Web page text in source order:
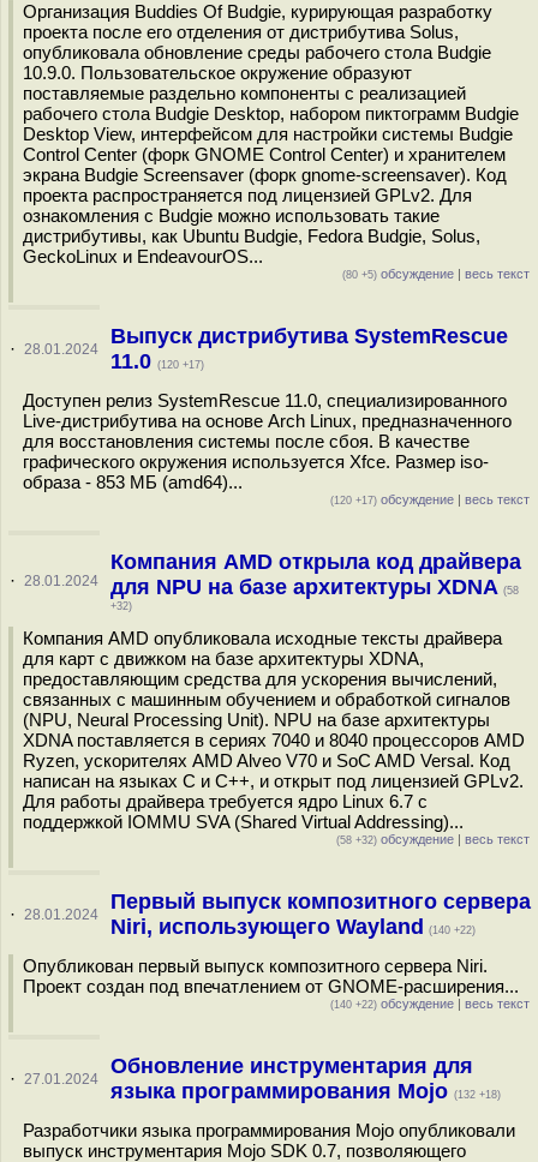
Организация Buddies Of Budgie, курирующая разработку
проекта после его отделения от дистрибутива Solus,
опубликовала обновление среды рабочего стола Budgie
10.9.0. Пользовательское окружение образуют
поставляемые раздельно компоненты с реализацией
рабочего стола Budgie Desktop, набором пиктограмм Budgie
Desktop View, интерфейсом для настройки системы Budgie
Control Center (форк GNOME Control Center) и хранителем
экрана Budgie Screensaver (форк gnome-screensaver). Код
проекта распространяется под лицензией GPLv2. Для
ознакомления с Budgie можно использовать такие
дистрибутивы, как Ubuntu Budgie, Fedora Budgie, Solus,
GeckoLinux и EndeavourOS...
(80 +5) обсуждение | весь текст
· 28.01.2024
Выпуск дистрибутива SystemRescue
11.0 (120 +17)
Доступен релиз SystemRescue 11.0, специализированного
Live-дистрибутива на основе Arch Linux, предназначенного
для восстановления системы после сбоя. В качестве
графического окружения используется Xfce. Размер iso-
образа - 853 МБ (amd64)...
(120 +17) обсуждение | весь текст
· 28.01.2024
Компания AMD открыла код драйвера
для NPU на базе архитектуры XDNA (58
+32)
Компания AMD опубликовала исходные тексты драйвера
для карт с движком на базе архитектуры XDNA,
предоставляющим средства для ускорения вычислений,
связанных с машинным обучением и обработкой сигналов
(NPU, Neural Processing Unit). NPU на базе архитектуры
XDNA поставляется в сериях 7040 и 8040 процессоров AMD
Ryzen, ускорителях AMD Alveo V70 и SoC AMD Versal. Код
написан на языках С и С++, и открыт под лицензией GPLv2.
Для работы драйвера требуется ядро Linux 6.7 с
поддержкой IOMMU SVA (Shared Virtual Addressing)...
(58 +32) обсуждение | весь текст
· 28.01.2024
Первый выпуск композитного сервера
Niri, использующего Wayland
(140 +22)
Опубликован первый выпуск композитного сервера Niri.
Проект создан под впечатлением от GNOME-расширения...
(140 +22) обсуждение | весь текст
· 27.01.2024
Обновление инструментария для
языка программирования Mojo (132 +18)
Разработчики языка программирования Mojo опубликовали
выпуск инструментария Mojo SDK 0.7, позволяющего